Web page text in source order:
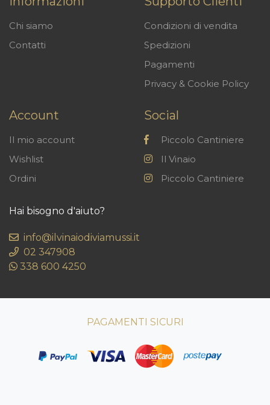
Chi siamo
Contatti
Condizioni di vendita
Spedizioni
Pagamenti
Privacy & Cookie Policy
Account
Il mio account
Wishlist
Ordini
Social
Piccolo Cantiniere
Il Vinaio
Piccolo Cantiniere
Hai bisogno d'aiuto?
info@ilvinaiodiviamussi.it
02 347908
338 600 4250
PAGAMENTI SICURI